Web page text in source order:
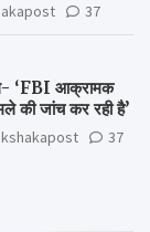
37
‘FBI आक्रामक
की जांच कर रही है’
37